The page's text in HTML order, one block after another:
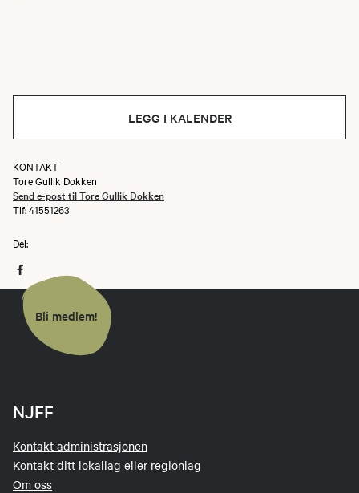
LEGG I KALENDER
KONTAKT
Tore Gullik Dokken
Send e-post til Tore Gullik Dokken
Tlf: 41551263
Del:
Bli medlem!
NJFF
Kontakt administrasjonen
Kontakt ditt lokallag eller regionlag
Om oss